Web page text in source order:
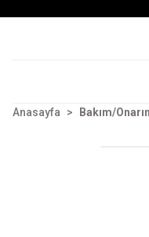
Anasayfa Bakım/